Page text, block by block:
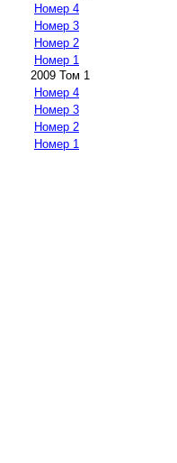
Номер 4
Номер 3
Номер 2
Номер 1
2009 Том 1
Номер 4
Номер 3
Номер 2
Номер 1